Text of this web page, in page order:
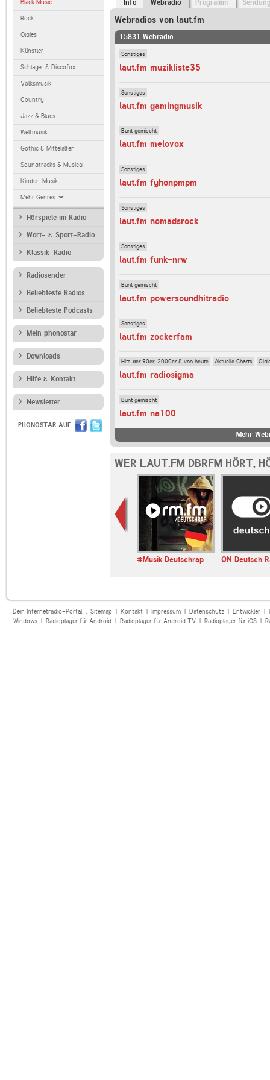
Black Music
Rock
Oldies
Künstler
Schlager & Discofox
Volksmusik
Country
Jazz & Blues
Weltmusik
Gothic & Mittelalter
Soundtracks & Musical
Kinder-Musik
Mehr Genres
Hörspiele im Radio
Wort- & Sport-Radio
Klassik-Radio
Radiosender
Beliebteste Radios
Beliebteste Podcasts
Mein phonostar
Downloads
Hilfe & Kontakt
Newsletter
PHONOSTAR AUF
Info Webradio Programm
Webradios von laut.fm
15831 Webradio
Sonstiges
laut.fm muzikliste35
Sonstiges
laut.fm gamingmusik
Bunt gemischt
laut.fm melovox
Sonstiges
laut.fm fyhonpmpm
Sonstiges
laut.fm nomadsrock
Sonstiges
laut.fm funk-nrw
Bunt gemischt
laut.fm powersoundhitradio
Sonstiges
laut.fm zockerfam
Hits der 90er, 2000er & von heute Aktuelle Charts
laut.fm radiosigma
Bunt gemischt
laut.fm na100
Mehr
WER LAUT.FM DBRFM HÖRT,
#Musik Deutschrap ON Deutsch
Dein Internetradio-Portal : Sitemap| Kontakt| Impressum| Datenschutz| Entwickler|
Windows| Radioplayer für Android| Radioplayer für Android TV| Radioplayer für iOS|